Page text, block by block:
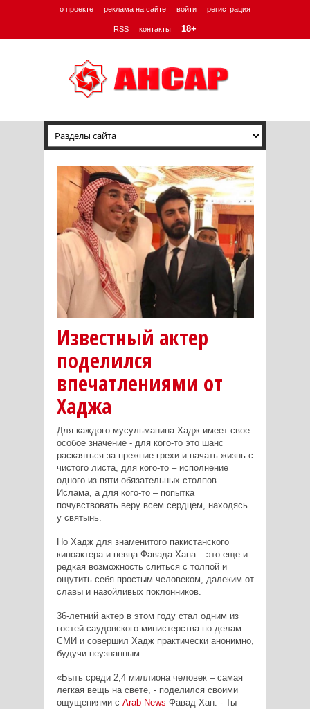
о проекте реклама на сайте войти регистрация
RSS контакты 18+
Известный актер
поделился
впечатлениями от
Хаджа
Для каждого мусульманина Хадж имеет свое
особое значение - для кого-то это шанс
раскаяться за прежние грехи и начать жизнь с
чистого листа, для кого-то – исполнение
одного из пяти обязательных столпов
Ислама, а для кого-то – попытка
почувствовать веру всем сердцем, находясь
у святынь.
Но Хадж для знаменитого пакистанского
киноактера и певца Фавада Хана – это еще и
редкая возможность слиться с толпой и
ощутить себя простым человеком, далеким от
славы и назойливых поклонников.
36-летний актер в этом году стал одним из
гостей саудовского министерства по делам
СМИ и совершил Хадж практически анонимно,
будучи неузнанным.
«Быть среди 2,4 миллиона человек – самая
легкая вещь на свете, - поделился своими
ощущениями с Arab News Фавад Хан. - Ты